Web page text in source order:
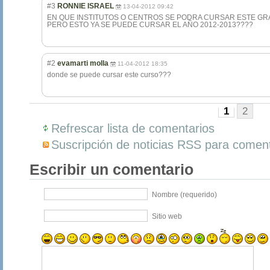
#3 RONNIE ISRAEL 13-04-2012 09:42
EN QUE INSTITUTOS O CENTROS SE PODRA CURSAR ESTE
PERO ESTO YA SE PUEDE CURSAR EL AÑO 2012-2013????
#2 evamarti molla 11-04-2012 18:35
donde se puede cursar este curso???
1 2
Refrescar lista de comentarios
Suscripción de noticias RSS para
Escribir un comentario
Nombre (requerido)
Sitio web